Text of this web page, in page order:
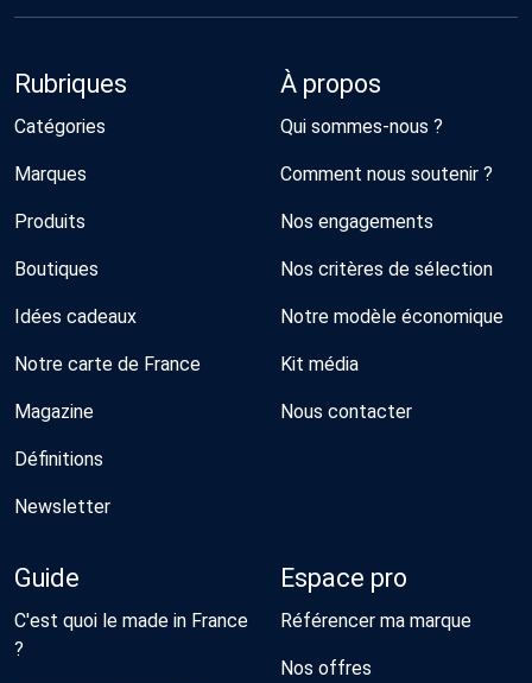
Rubriques
Catégories
Marques
Produits
Boutiques
Idées cadeaux
Notre carte de France
Magazine
Définitions
Newsletter
À propos
Qui sommes-nous ?
Comment nous soutenir ?
Nos engagements
Nos critères de sélection
Notre modèle économique
Kit média
Nous contacter
Guide
C'est quoi le made in France
?
Espace pro
Référencer ma marque
Nos offres